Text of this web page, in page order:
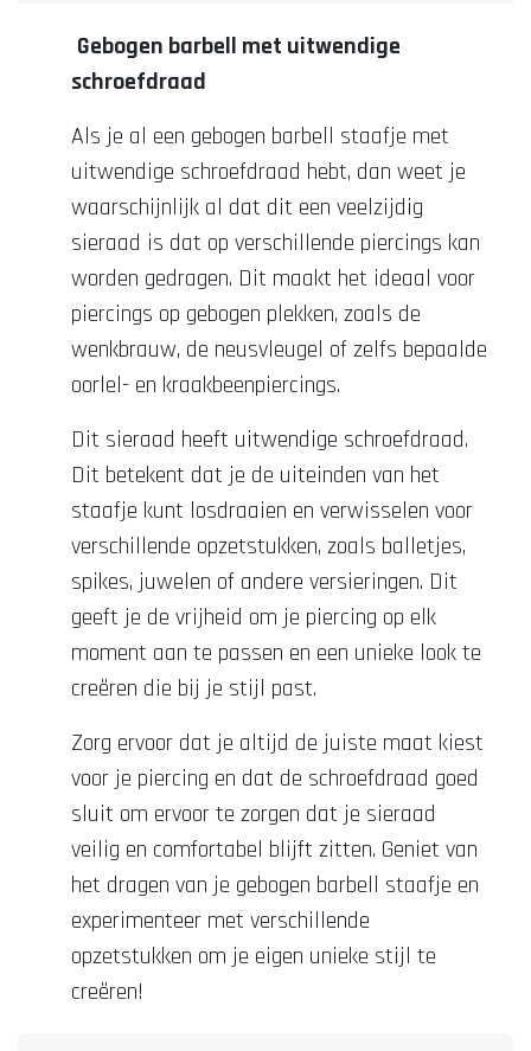
Gebogen barbell met uitwendige
schroefdraad
Als je al een gebogen barbell staafje met
uitwendige schroefdraad hebt, dan weet je
waarschijnlijk al dat dit een veelzijdig
sieraad is dat op verschillende piercings kan
worden gedragen. Dit maakt het ideaal voor
piercings op gebogen plekken, zoals de
wenkbrauw, de neusvleugel of zelfs bepaalde
oorlel- en kraakbeenpiercings.
Dit sieraad heeft uitwendige schroefdraad.
Dit betekent dat je de uiteinden van het
staafje kunt losdraaien en verwisselen voor
verschillende opzetstukken, zoals balletjes,
spikes, juwelen of andere versieringen. Dit
geeft je de vrijheid om je piercing op elk
moment aan te passen en een unieke look te
creëren die bij je stijl past.
Zorg ervoor dat je altijd de juiste maat kiest
voor je piercing en dat de schroefdraad goed
sluit om ervoor te zorgen dat je sieraad
veilig en comfortabel blijft zitten. Geniet van
het dragen van je gebogen barbell staafje en
experimenteer met verschillende
opzetstukken om je eigen unieke stijl te
creëren!